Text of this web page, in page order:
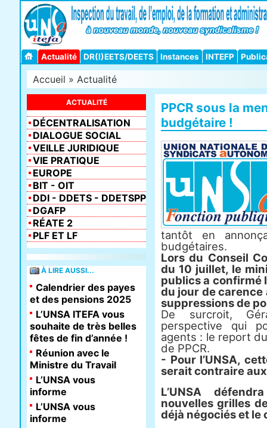
Actualité DR(I)EETS/DEETS Instances INTEFP
Accueil » Actualité
PPCR sous la
budgétaire !
tantôt en
budgétaires.
Lors du Conseil
du 10 juillet, le
publics a confirmé
du jour de carence
suppressions de
De surcroit,
perspective qui
agents : le report
de PPCR.
- Pour l’UNSA,
serait contraire
L’UNSA
nouvelles grilles
déjà négociés et
ACTUALITÉ
DÉCENTRALISATION
DIALOGUE SOCIAL
VEILLE JURIDIQUE
VIE PRATIQUE
EUROPE
BIT - OIT
DDI - DDETS - DDETSPP
DGAFP
RÉATE 2
PLF ET LF
À LIRE AUSSI...
Calendrier des payes
et des pensions 2025
L’UNSA ITEFA vous
souhaite de très belles
fêtes de fin d’année !
Réunion avec le
Ministre du Travail
L’UNSA vous
informe
L’UNSA vous
informe